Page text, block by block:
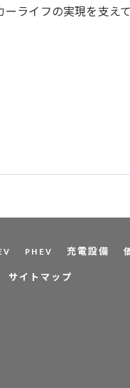
ライフの実現を支えて
PHEV 充電設備
サイトマップ